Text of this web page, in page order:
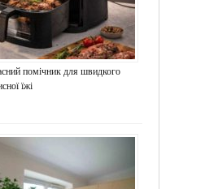
помічник для швидкого
їжі